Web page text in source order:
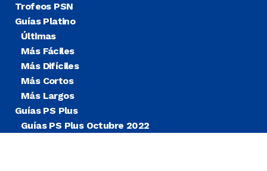
Trofeos PSN
Guías Platino
Últimas
Más Fáciles
Más Difíciles
Más Cortos
Más Largos
Guías PS Plus
Guías PS Plus Octubre 2022